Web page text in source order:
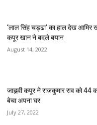
‘लाल सिंह चड्ढा’ का हाल देख आमिर
कपूर खान ने बदले बयान
August 14, 2022
जाह्नवी कपूर ने राजकुमार राव को 44
बेचा अपना घर
July 27, 2022